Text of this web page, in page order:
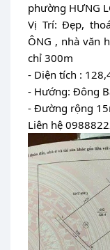
phường HƯNG
Vị Trí: Đẹp,
ÔNG , nhà văn
chỉ 300m
- Diện tích :
- Hướng: Đông
- Đường rộng
Liên hệ